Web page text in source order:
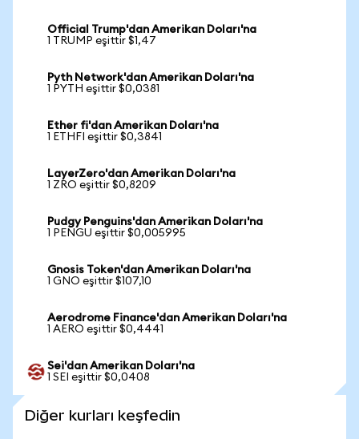
Official Trump'dan Amerikan Doları'na
1 TRUMP eşittir $1,47
Pyth Network'dan Amerikan Doları'na
1 PYTH eşittir $0,0381
Ether fi'dan Amerikan Doları'na
1 ETHFI eşittir $0,3841
LayerZero'dan Amerikan Doları'na
1 ZRO eşittir $0,8209
Pudgy Penguins'dan Amerikan Doları'na
1 PENGU eşittir $0,005995
Gnosis Token'dan Amerikan Doları'na
1 GNO eşittir $107,10
Aerodrome Finance'dan Amerikan Doları'na
1 AERO eşittir $0,4441
Sei'dan Amerikan Doları'na
1 SEI eşittir $0,0408
Diğer kurları keşfedin